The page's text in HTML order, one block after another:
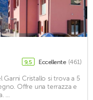
9,5 Eccellente (461)
Cristallo si trova a 5
Offre una terrazza e
...